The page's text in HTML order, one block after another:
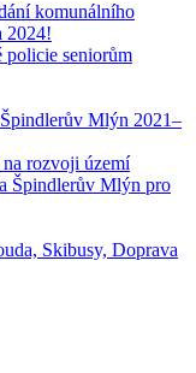
komunálního
2024!
policie seniorům
Mlýn 2021–
rozvoji území
Špindlerův Mlýn pro
Skibusy, Doprava